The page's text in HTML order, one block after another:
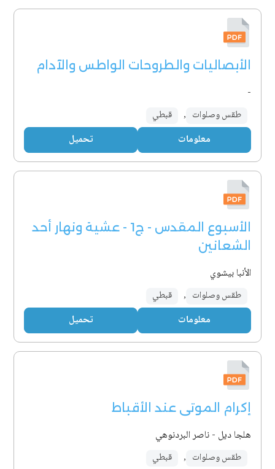
الأبصاليات والطروحات الواطس والآدام
-
طقس وصلوات , قبطي
معلومات تحميل
الأسبوع المقدس - ج1 - عشية ونهار أحد
الشعانين
الأنبا بيشوي
طقس وصلوات , قبطي
معلومات تحميل
إكرام الموتى عند الأقباط
هلجا ديل - ناصر البردنوهي
طقس وصلوات , قبطي